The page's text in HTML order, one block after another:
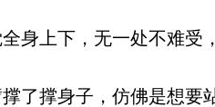
身上下，无一处不难受
了撑身子，仿佛是想要